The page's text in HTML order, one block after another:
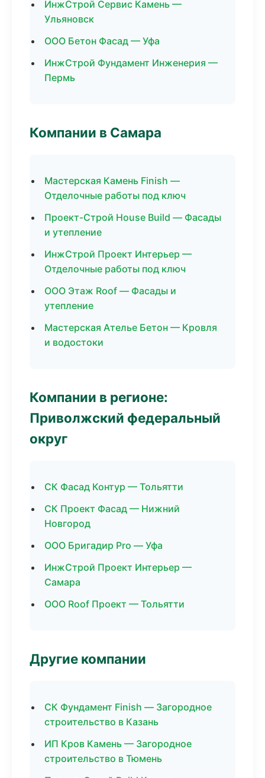
ИнжСтрой Сервис Камень —
Ульяновск
ООО Бетон Фасад — Уфа
ИнжСтрой Фундамент Инженерия —
Пермь
Компании в Самара
Мастерская Камень Finish —
Отделочные работы под ключ
Проект-Строй House Build — Фасады
и утепление
ИнжСтрой Проект Интерьер —
Отделочные работы под ключ
ООО Этаж Roof — Фасады и
утепление
Мастерская Ателье Бетон — Кровля
и водостоки
Компании в регионе:
Приволжский федеральный
округ
СК Фасад Контур — Тольятти
СК Проект Фасад — Нижний
Новгород
ООО Бригадир Pro — Уфа
ИнжСтрой Проект Интерьер —
Самара
ООО Roof Проект — Тольятти
Другие компании
СК Фундамент Finish — Загородное
строительство в Казань
ИП Кров Камень — Загородное
строительство в Тюмень